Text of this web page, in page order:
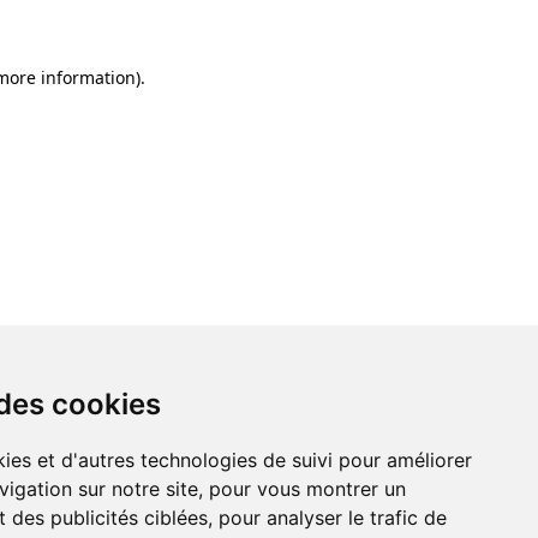
cookies
et d'autres technologies de suivi pour améliorer
sur notre site, pour vous montrer un
des publicités ciblées, pour analyser le trafic de
information).